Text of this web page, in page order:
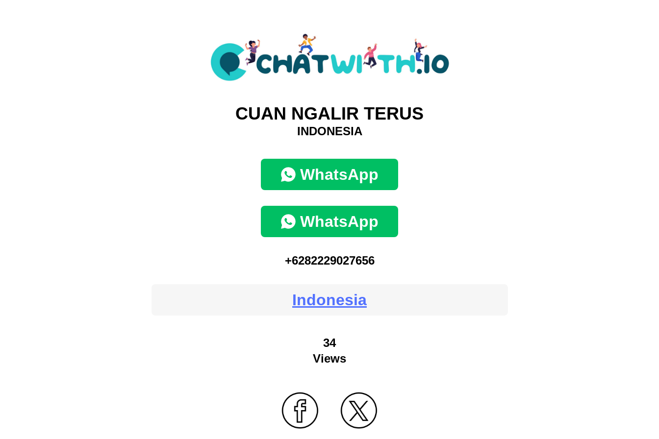
CUAN NGALIR TERUS
INDONESIA
WhatsApp
WhatsApp
+6282229027656
Indonesia
34
Views